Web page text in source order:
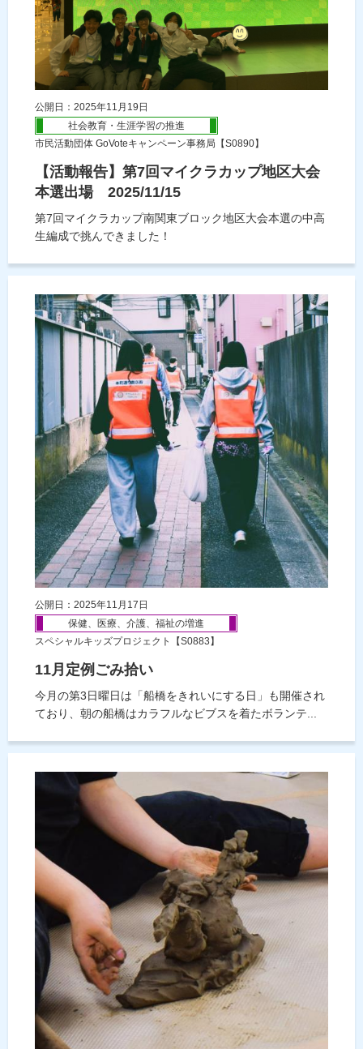
公開日：2025年11月19日
社会教育・生涯学習の推進
市民活動団体 GoVoteキャンペーン事務局【S0890】
【活動報告】第7回マイクラカップ地区大会
本選出場 2025/11/15
第7回マイクラカップ南関東ブロック地区大会本選の中高
生編成で挑んできました！
公開日：2025年11月17日
保健、医療、介護、福祉の増進
スペシャルキッズプロジェクト【S0883】
11月定例ごみ拾い
今月の第3日曜日は「船橋をきれいにする日」も開催され
ており、朝の船橋はカラフルなビブスを着たボランテ...